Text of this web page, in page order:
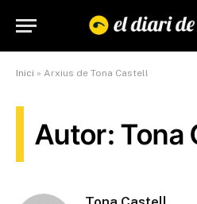
Inici » Arxius de Tona Castell
Autor: Tona